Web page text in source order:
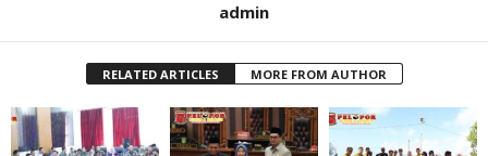
admin
RELATED ARTICLES MORE FROM AUTHOR